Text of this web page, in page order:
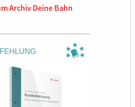
Archiv Deine Bahn